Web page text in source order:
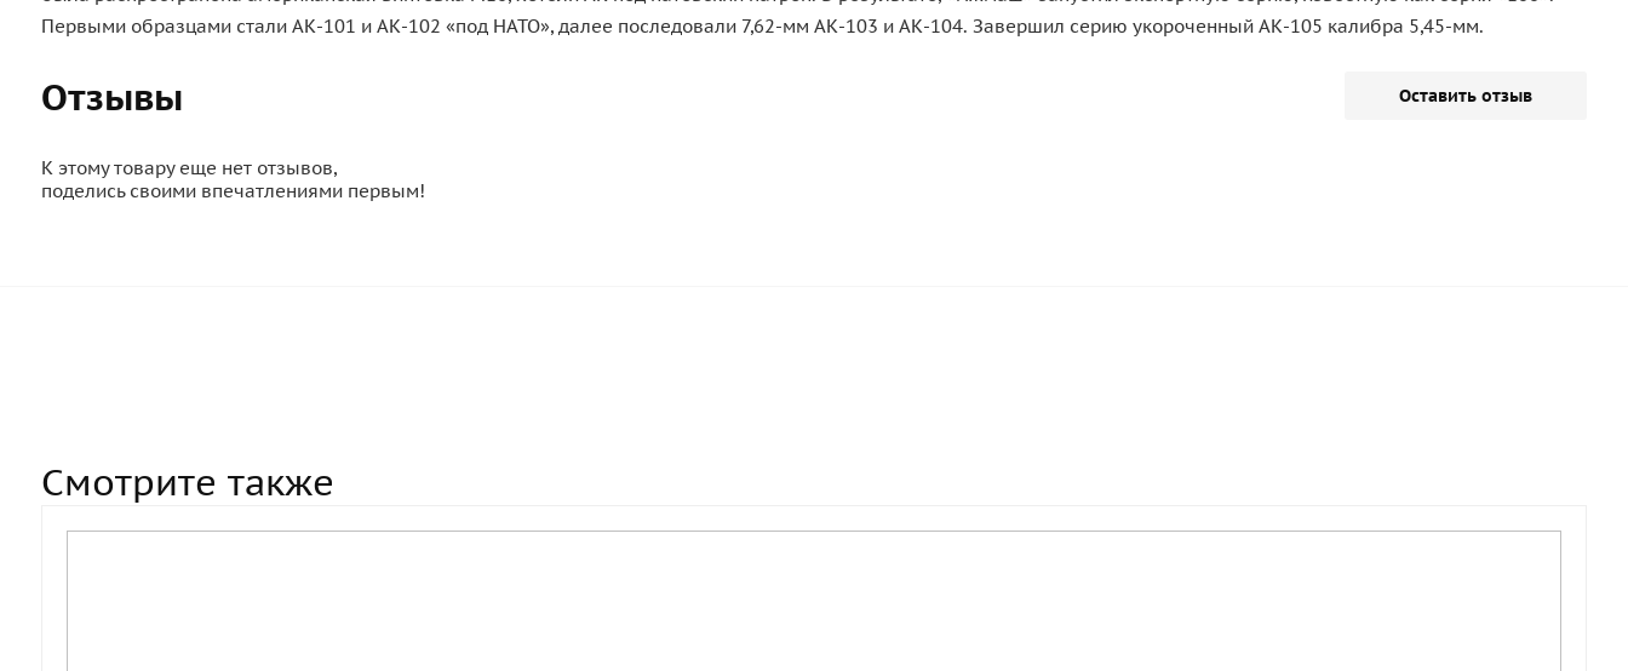
Первыми образцами стали АК-101 и АК-102 «под НАТО», далее последовали 7,62-мм АК-103 и АК-104. Завершил серию укороченный АК-105 калибра 5,45-мм.
Отзывы Оставить отзыв
К этому товару еще нет отзывов,
поделись своими впечатлениями первым!
Смотрите также